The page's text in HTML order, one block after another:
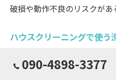
破損や動作不良のリスクがあ
ハウスクリーニングで使う
洗剤タ
イプ
用途
090-4898-3377